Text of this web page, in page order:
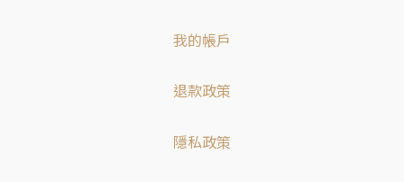
我的帳戶
退款政策
隱私政策